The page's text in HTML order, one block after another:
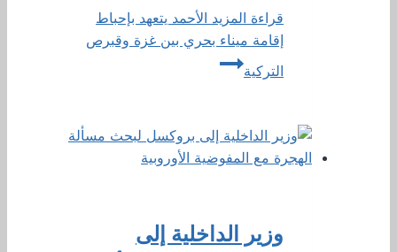
قراءة المزيد الأحمد يتعهد بإحباط
إقامة ميناء بحري بين غزة وقبرص
التركية
وزير الداخلية إلى